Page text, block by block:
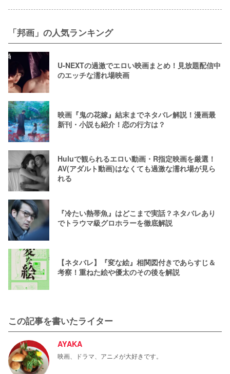
「邦画」の人気ランキング
U-NEXTの過激でエロい映画まとめ！見放題配信中
のエッチな濡れ場映画
映画『鬼の花嫁』結末までネタバレ解説！漫画最
新刊・小説も紹介！恋の行方は？
Huluで観られるエロい動画・R指定映画を厳選！
AV(アダルト動画)はなくても過激な濡れ場が見ら
れる
『冷たい熱帯魚』はどこまで実話？ネタバレあり
でトラウマ級グロホラーを徹底解説
【ネタバレ】『変な絵』相関図付きであらすじ＆
考察！重ねた絵や優太のその後を解説
この記事を書いたライター
AYAKA
映画、ドラマ、アニメが大好きです。